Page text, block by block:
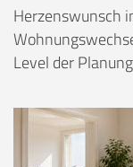
Herzenswunsch
Level der